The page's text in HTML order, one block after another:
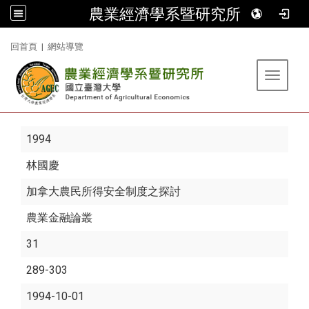
農業經濟學系暨研究所
回首頁 | 網站導覽
Toggle
1994
林國慶
加拿大農民所得安全制度之探討
農業金融論叢
31
289-303
1994-10-01